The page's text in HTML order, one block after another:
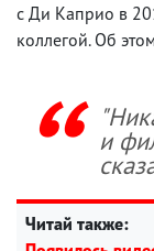
с Ди Каприо в
коллегой. Об
и
Читай также: